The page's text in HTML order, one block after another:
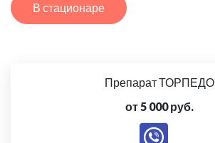
В стационаре
Препарат ТОРПЕДО
от 5 000 руб.